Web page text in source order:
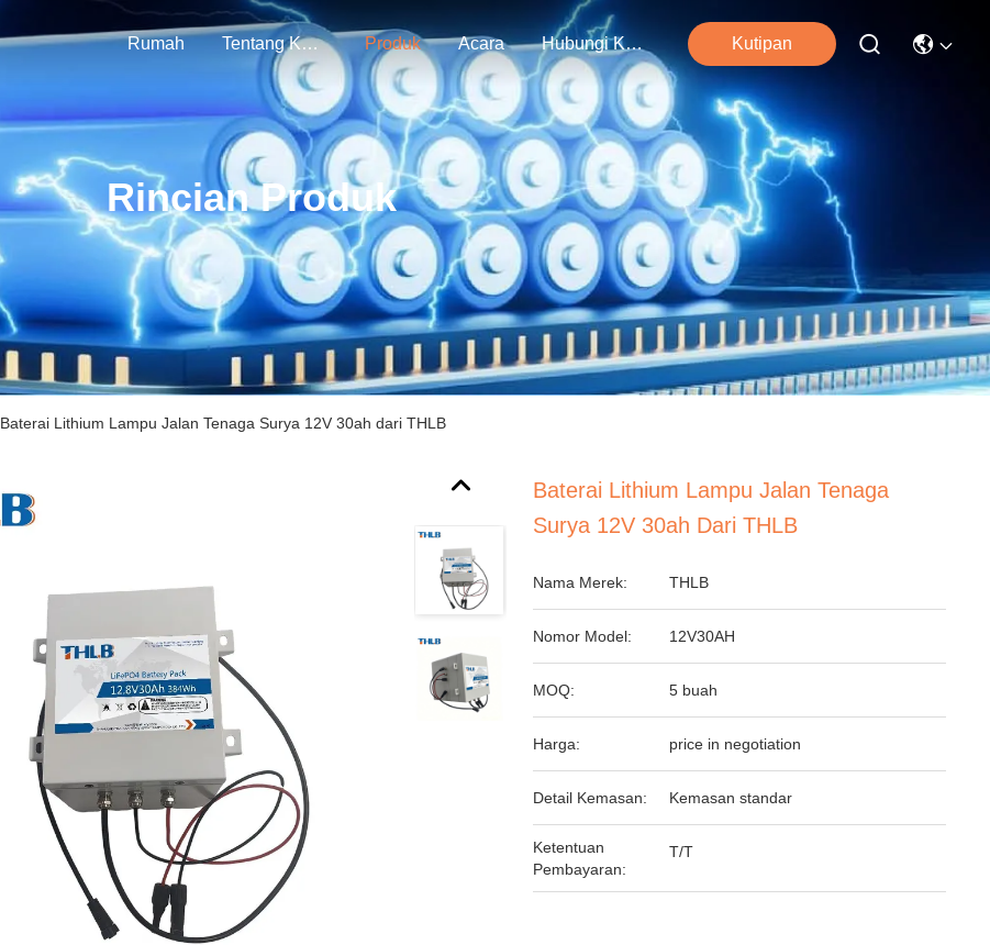
Rumah Tentang Kami Produk Acara Hubungi Kami Kutipan
Rincian Produk
Baterai Lithium Lampu Jalan Tenaga Surya 12V 30ah dari THLB
Baterai Lithium Lampu Jalan Tenaga
Surya 12V 30ah Dari THLB
Nama Merek: THLB
Nomor Model: 12V30AH
MOQ: 5 buah
Harga: price in negotiation
Detail Kemasan: Kemasan standar
Ketentuan
Pembayaran:
T/T